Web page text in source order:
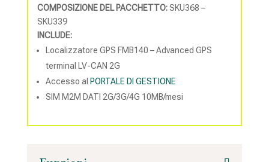
COMPOSIZIONE DEL PACCHETTO:SKU368 –
SKU339
INCLUDE:
Localizzatore GPS FMB140 – Advanced GPS
terminal LV-CAN 2G
Accesso al PORTALE DI GESTIONE
SIM M2M DATI 2G/3G/4G 10MB/mesi